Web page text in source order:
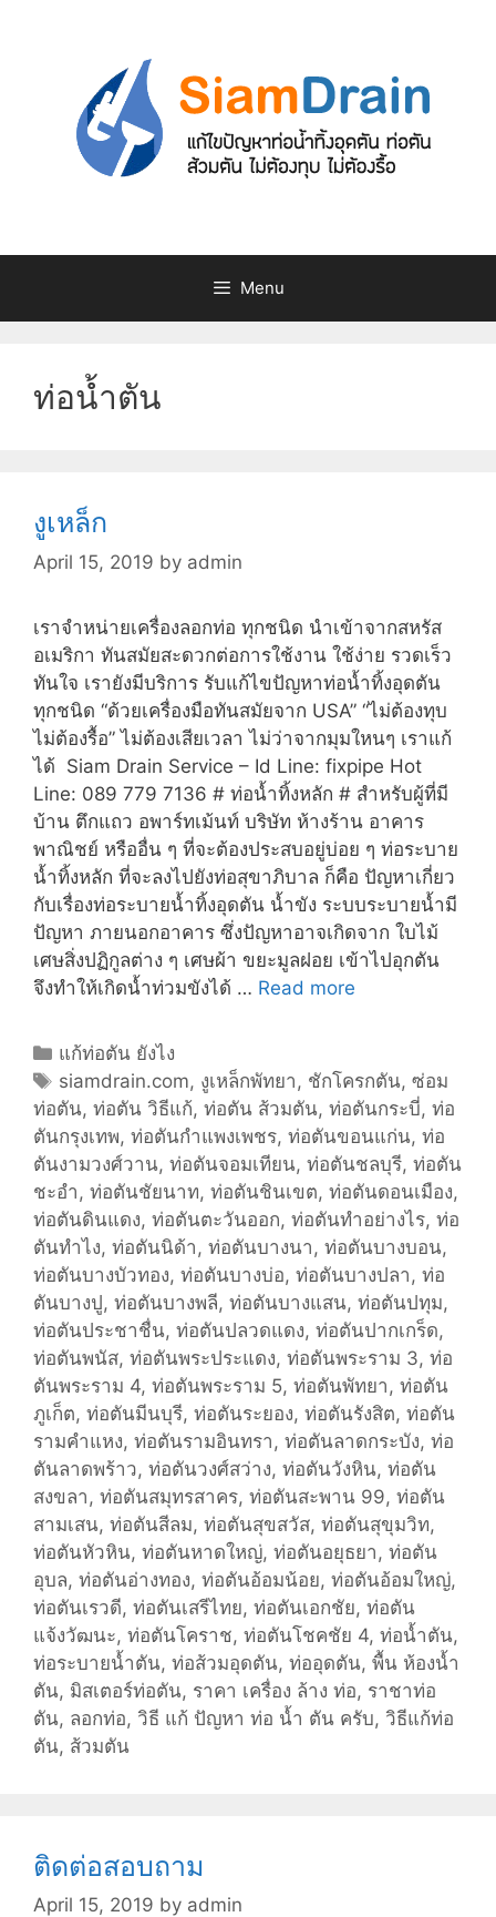
Menu
ท่อน้ำตัน
งูเหล็ก
April 15, 2019 by admin
เราจำหน่ายเครื่องลอกท่อ ทุกชนิด นำเข้าจากสหรัส
อเมริกา ทันสมัยสะดวกต่อการใช้งาน ใช้ง่าย รวดเร็ว
ทันใจ เรายังมีบริการ รับแก้ไขปัญหาท่อน้ำทิ้งอุดตัน
ทุกชนิด “ด้วยเครื่องมือทันสมัยจาก USA” “ไม่ต้องทุบ
ไม่ต้องรื้อ” ไม่ต้องเสียเวลา ไม่ว่าจากมุมใหนๆ เราแก้
ได้ Siam Drain Service – Id Line: fixpipe Hot
Line: 089 779 7136 # ท่อน้ำทิ้งหลัก # สำหรับผู้ที่มี
บ้าน ตึกแถว อพาร์ทเม้นท์ บริษัท ห้างร้าน อาคาร
พาณิชย์ หรืออื่น ๆ ที่จะต้องประสบอยู่บ่อย ๆ ท่อระบาย
น้ำทิ้งหลัก ที่จะลงไปยังท่อสุขาภิบาล ก็คือ ปัญหาเกี่ยว
กับเรื่องท่อระบายน้ำทิ้งอุดตัน น้ำขัง ระบบระบายน้ำมี
ปัญหา ภายนอกอาคาร ซึ่งปัญหาอาจเกิดจาก ใบไม้
เศษสิ่งปฏิกูลต่าง ๆ เศษผ้า ขยะมูลฝอย เข้าไปอุกตัน
จึงทำให้เกิดน้ำท่วมขังได้ … Read more
ก
C
a
t
e
g
o
r
i
e
s
แก้ท่อตัน ยังไง
T
a
g
s
siamdrain.com, งูเหล็กพัทยา , ชักโครกตัน,ซ่อม
ท่อตัน, ท่อตัน วิธีแก้, ท่อตัน ส้วมตัน, ท่อตันกระบี่, ท่อ
ตันกรุงเทพ, ท่อตันกำแพงเพชร, ท่อตันขอนแก่น, ท่อ
ตันงามวงศ์วาน, ท่อตันจอมเทียน, ท่อตันชลบุรี, ท่อตัน
ชะอำ , ท่อตันชัยนาท, ท่อตันชินเขต, ท่อตันดอนเมือง,
ท่อตันดินแดง, ท่อตันตะวันออก, ท่อตันทำอย่างไร, ท่อ
ตันทำไง, ท่อตันนิด้า , ท่อตันบางนา , ท่อตันบางบอน,
ท่อตันบางบัวทอง, ท่อตันบางบ่อ, ท่อตันบางปลา , ท่อ
ตันบางปู, ท่อตันบางพลี, ท่อตันบางแสน, ท่อตันปทุม,
ท่อตันประชาชื่น, ท่อตันปลวดแดง, ท่อตันปากเกร็ด,
ท่อตันพนัส, ท่อตันพระประแดง, ท่อตันพระราม 3, ท่อ
ตันพระราม 4, ท่อตันพระราม 5, ท่อตันพัทยา , ท่อตัน
ภูเก็ต, ท่อตันมีนบุรี, ท่อตันระยอง, ท่อตันรังสิต, ท่อตัน
รามคำแหง, ท่อตันรามอินทรา , ท่อตันลาดกระบัง, ท่อ
ตันลาดพร้าว, ท่อตันวงศ์สว่าง, ท่อตันวังหิน, ท่อตัน
สงขลา , ท่อตันสมุทรสาคร, ท่อตันสะพาน 99, ท่อตัน
สามเสน, ท่อตันสีลม, ท่อตันสุขสวัส, ท่อตันสุขุมวิท,
ท่อตันหัวหิน, ท่อตันหาดใหญ่, ท่อตันอยุธยา , ท่อตัน
อุบล, ท่อตันอ่างทอง, ท่อตันอ้อมน้อย, ท่อตันอ้อมใหญ่,
ท่อตันเรวดี, ท่อตันเสรีไทย, ท่อตันเอกชัย, ท่อตัน
แจ้งวัฒนะ, ท่อตันโคราช, ท่อตันโชคชัย 4, ท่อน้ำตัน,
ท่อระบายน้ำตัน, ท่อส้วมอุดตัน, ท่ออุดตัน, พื้น ห้องน้ำ
ตัน, มิสเตอร์ท่อตัน, ราคา เครื่อง ล้าง ท่อ, ราชาท่อ
ตัน, ลอกท่อ, วิธี แก้ ปัญหา ท่อ น้ำ ตัน ครับ, วิธีแก้ท่อ
ตัน, ส้วมตัน
ติดต่อสอบถาม
April 15, 2019 by admin